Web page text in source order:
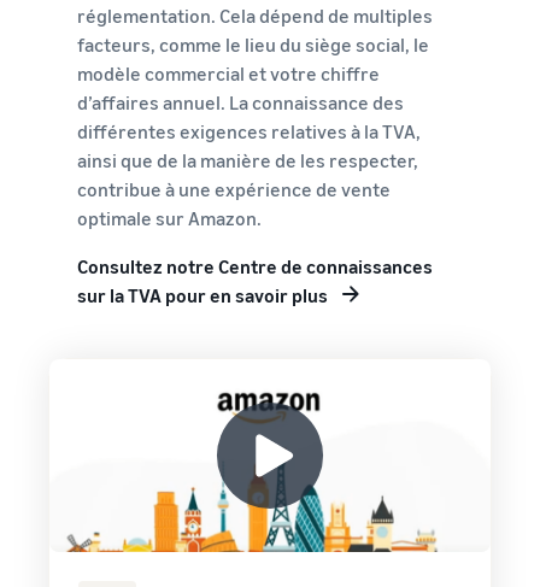
réglementation. Cela dépend de multiples
facteurs, comme le lieu du siège social, le
modèle commercial et votre chiffre
d’affaires annuel. La connaissance des
différentes exigences relatives à la TVA,
ainsi que de la manière de les respecter,
contribue à une expérience de vente
optimale sur Amazon.
Consultez notre Centre de connaissances
sur la TVA pour en savoir plus